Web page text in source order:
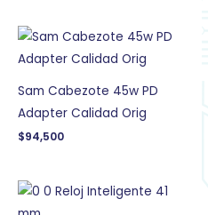
Sam Cabezote 45w PD
Adapter Calidad Orig
$94,500